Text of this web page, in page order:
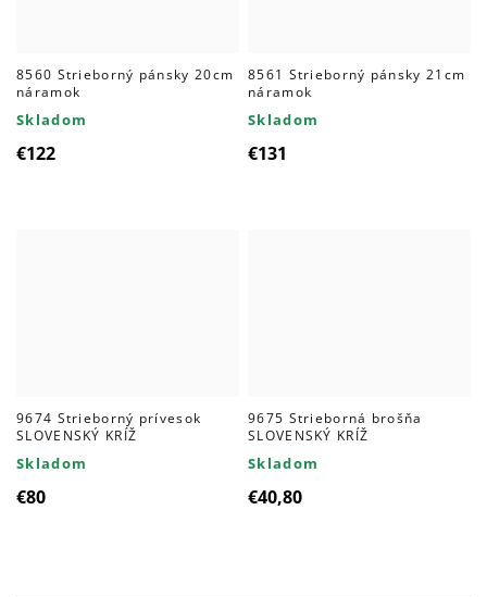
8560 Strieborný pánsky 20cm
náramok
Skladom
€122
8561 Strieborný pánsky 21cm
náramok
Skladom
€131
9674 Strieborný prívesok
SLOVENSKÝ KRÍŽ
Skladom
€80
9675 Strieborná brošňa
SLOVENSKÝ KRÍŽ
Skladom
€40,80